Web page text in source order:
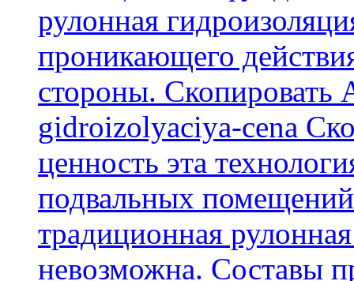
рулонная
проникающего
стороны. Скопировать
gidroizolyaciya-cena
ценность эта
подвальных
традиционная
невозможна. Составы